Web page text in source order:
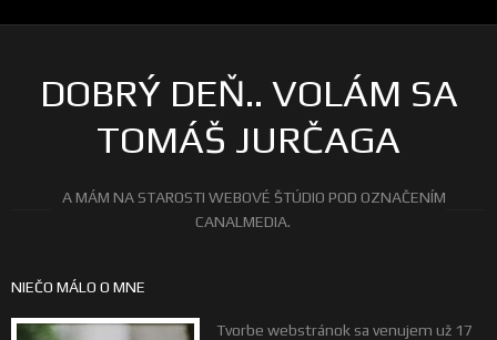
DOBRÝ DEŇ.. VOLÁM SA
TOMÁŠ JURČAGA
A MÁM NA STAROSTI WEBOVÉ ŠTÚDIO POD OZNAČENÍM
CANALMEDIA.
NIEČO MÁLO O MNE
Tvorbe webstránok sa venujem už 17